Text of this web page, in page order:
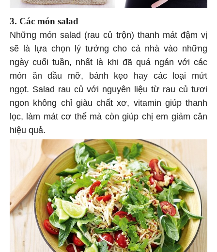
3. Các món salad
Những món salad (rau củ trộn) thanh mát đậm vị
sẽ là lựa chọn lý tưởng cho cả nhà vào những
ngày cuối tuần, nhất là khi đã quá ngán với các
món ăn dầu mỡ, bánh kẹo hay các loại mứt
ngọt. Salad rau củ với nguyên liệu từ rau củ tươi
ngon không chỉ giàu chất xơ, vitamin giúp thanh
lọc, làm mát cơ thể mà còn giúp chị em giảm cân
hiệu quả.